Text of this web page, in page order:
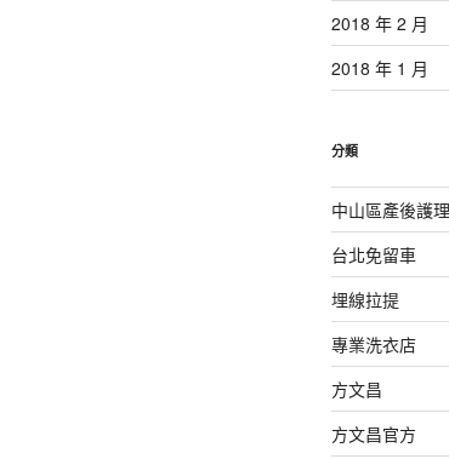
2018 年 2 月
2018 年 1 月
分類
中山區產後護
台北免留車
埋線拉提
專業洗衣店
方文昌
方文昌官方